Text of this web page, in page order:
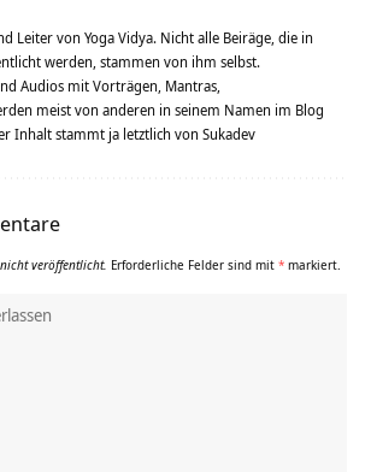
Leiter von Yoga Vidya. Nicht alle Beiräge, die in
werden, stammen von ihm selbst.
Audios mit Vorträgen, Mantras,
meist von anderen in seinem Namen im Blog
Inhalt stammt ja letztlich von Sukadev
veröffentlicht. Erforderliche Felder sind mit * markiert.